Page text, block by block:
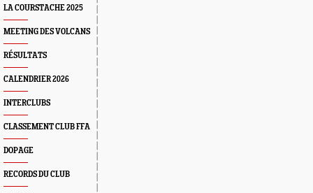
LA COURSTACHE 2025
MEETING DES VOLCANS
RÉSULTATS
CALENDRIER 2026
INTERCLUBS
CLASSEMENT CLUB FFA
DOPAGE
RECORDS DU CLUB